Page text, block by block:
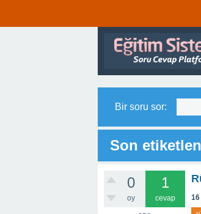
Bir soru sor:
Son
0
oy
1
cevap 16